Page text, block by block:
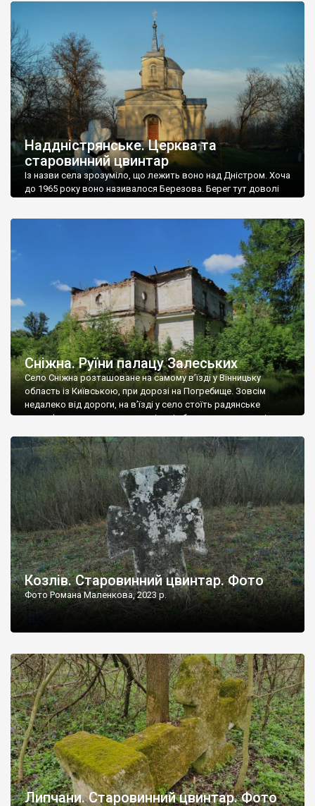
старовинний цвинтар із кам’яними хрестами. Всі епітафії, які
збереглися, написані кирилицею, церковнослов’янською
мовою. За всіма традиційними ознаками – цвинтар
український. Хрести датуються 19 століттям. У 1924-1940
роках Болган […]
Наддністрянське. Церква та
старовинний цвинтар
Із назви села зрозуміло, що лежить воно над Дністром. Хоча
до 1965 року воно називалося Березова. Берег тут доволі
Наддністрянське відрізняється від більшості навколишніх
сіл. У селі є мурована Михайлівська церква. Точної дати […]
Сніжна. Руїни палацу Залеських
Село Сніжна розташоване на самому в’їзді у Вінницьку
область із Київською, при дорозі на Погребище. Зовсім
недалеко від дороги, на в’їзді у село стоїть радянське
рельєфне пано, яке показує жінку і яблуню, а трохи далі, десь
не видно, але видно дві стареньких колії у траві – […]
Козлів. Старовинний цвинтар. Фото
Фото Романа Маленкова, 2023 р.
Липчани. Старовинний цвинтар. Фото